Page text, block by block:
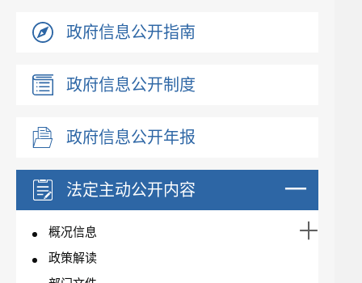
政府信息公开指南
政府信息公开制度
政府信息公开年报
法定主动公开内容
概况信息
政策解读